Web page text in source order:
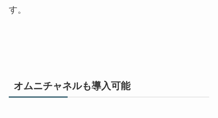
す。
オムニチャネルも導入可能